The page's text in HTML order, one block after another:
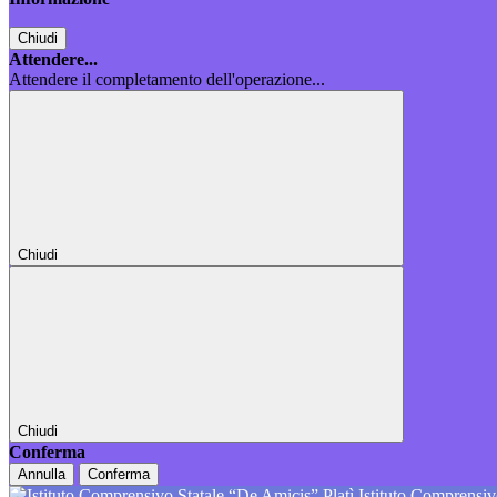
Chiudi
Attendere...
Attendere il completamento dell'operazione...
Chiudi
Chiudi
Conferma
Annulla Conferma